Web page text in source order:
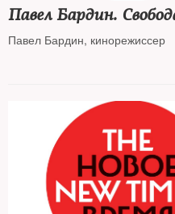
Павел Бардин.
Павел Бардин, кинорежиссер